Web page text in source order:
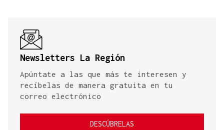
Newsletters La Región
Apúntate a las que más te interesen y
recíbelas de manera gratuita en tu
correo electrónico
DESCÚBRELAS